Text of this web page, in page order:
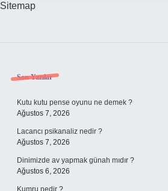
Sitemap
Sidebar
Son Yazılar
Kutu kutu pense oyunu ne demek ?
Ağustos 7, 2026
Lacancı psikanaliz nedir ?
Ağustos 7, 2026
Dinimizde av yapmak günah mıdır ?
Ağustos 6, 2026
Kumru nedir ?